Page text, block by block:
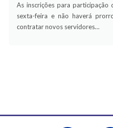
As inscrições para participação
sexta-feira e não haverá
contratar novos servidores…